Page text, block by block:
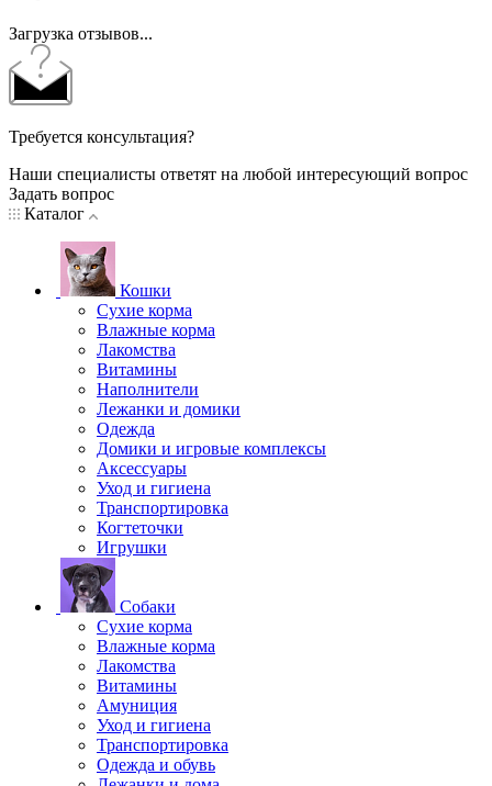
Загрузка отзывов...
Требуется консультация?
Наши специалисты ответят на любой интересующий вопрос
Задать вопрос
Каталог
Кошки
Сухие корма
Влажные корма
Лакомства
Витамины
Наполнители
Лежанки и домики
Одежда
Домики и игровые комплексы
Аксессуары
Уход и гигиена
Транспортировка
Когтеточки
Игрушки
Собаки
Сухие корма
Влажные корма
Лакомства
Витамины
Амуниция
Уход и гигиена
Транспортировка
Одежда и обувь